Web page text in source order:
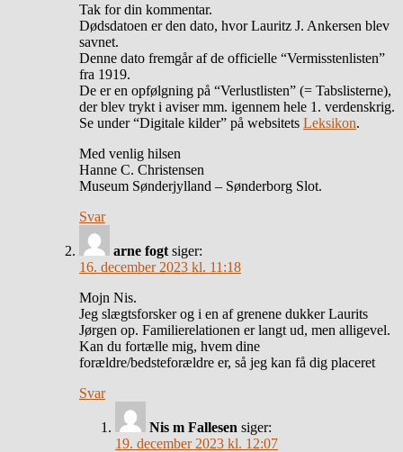
Tak for din kommentar.
Dødsdatoen er den dato, hvor Lauritz J. Ankersen blev
savnet.
Denne dato fremgår af de officielle “Vermisstenlisten”
fra 1919.
De er en opfølgning på “Verlustlisten” (= Tabslisterne),
der blev trykt i aviser mm. igennem hele 1. verdenskrig.
Se under “Digitale kilder” på websitets Leksikon.
Med venlig hilsen
Hanne C. Christensen
Museum Sønderjylland – Sønderborg Slot.
Svar
arne fogt siger:
16. december 2023 kl. 11:18
Mojn Nis.
Jeg slægtsforsker og i en af grenene dukker Laurits
Jørgen op. Familierelationen er langt ud, men alligevel.
Kan du fortælle mig, hvem dine
forældre/bedsteforældre er, så jeg kan få dig placeret
Svar
Nis m Fallesen siger:
19. december 2023 kl. 12:07